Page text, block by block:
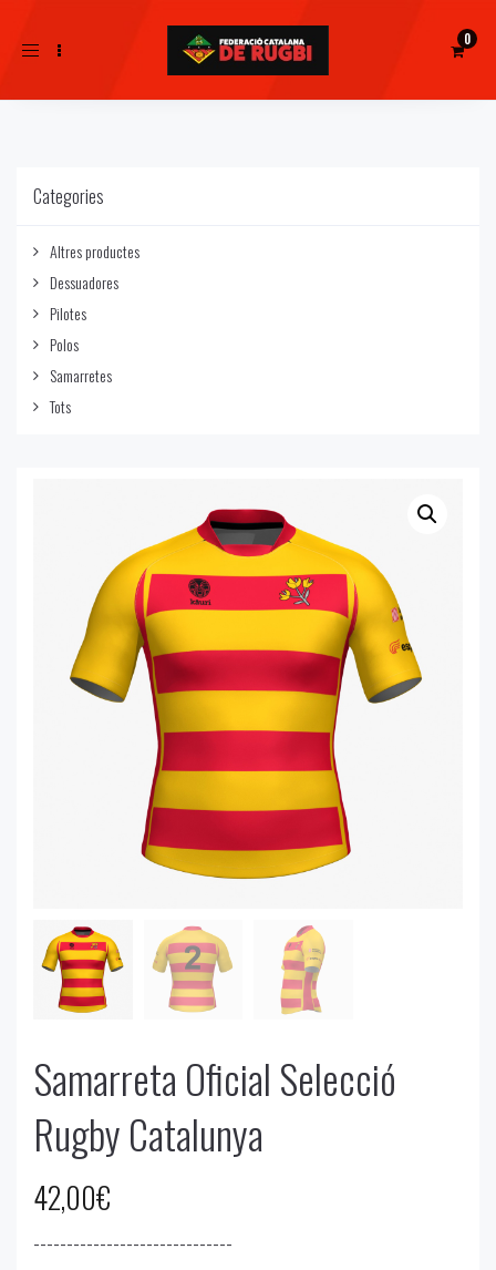
Toggle
Categories
Altres productes
Dessuadores
Pilotes
Polos
Samarretes
Tots
Samarreta Oficial Selecció
Rugby Catalunya
42,00€
------------------------------